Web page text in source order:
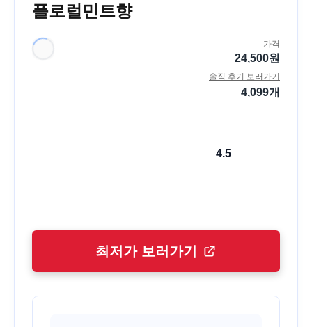
플로럴민트향
가격
24,500원
솔직 후기 보러가기
4,099개
4.5
최저가 보러가기